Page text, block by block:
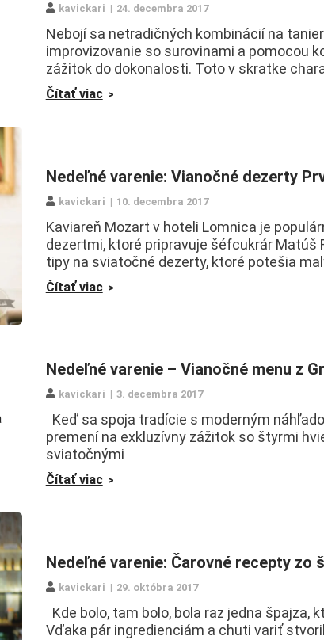
kavickari 24. decembra 2017
Nebojí sa netradičných kombinácií na
improvizovanie so surovinami a pomocou
zážitok do dokonalosti. Toto v skratke
Čítať viac
Nedeľné varenie: Vianočné dezerty
kavickari 10. decembra 2017
Kaviareň Mozart v hoteli Lomnica je
dezertmi, ktoré pripravuje šéfcukrár Matúš
tipy na sviatočné dezerty, ktoré potešia
Čítať viac
Nedeľné varenie – Vianočné menu z
kavickari 3. decembra 2017
Keď sa spoja tradície s moderným
premení na exkluzívny zážitok so štyrmi
sviatočnými
Čítať viac
Nedeľné varenie: Čarovné recepty zo
kavickari 29. októbra 2017
Kde bolo, tam bolo, bola raz jedna špajza,
Vďaka pár ingredienciám a chuti variť